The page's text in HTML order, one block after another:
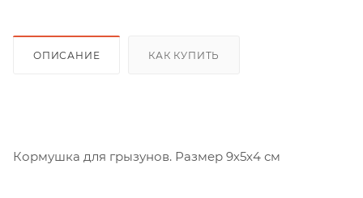
ОПИСАНИЕ КАК КУПИТЬ
Кормушка для грызунов. Размер 9х5х4 см